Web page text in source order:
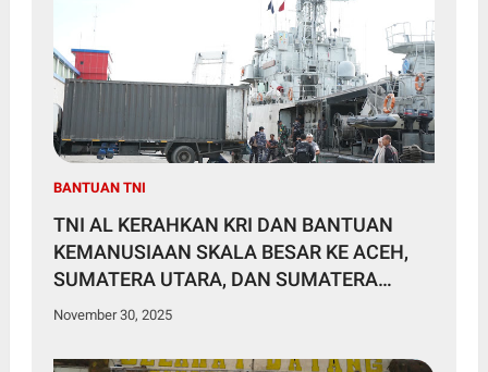
BANTUAN TNI
TNI AL KERAHKAN KRI DAN BANTUAN
KEMANUSIAAN SKALA BESAR KE ACEH,
SUMATERA UTARA, DAN SUMATERA
BARAT
November 30, 2025